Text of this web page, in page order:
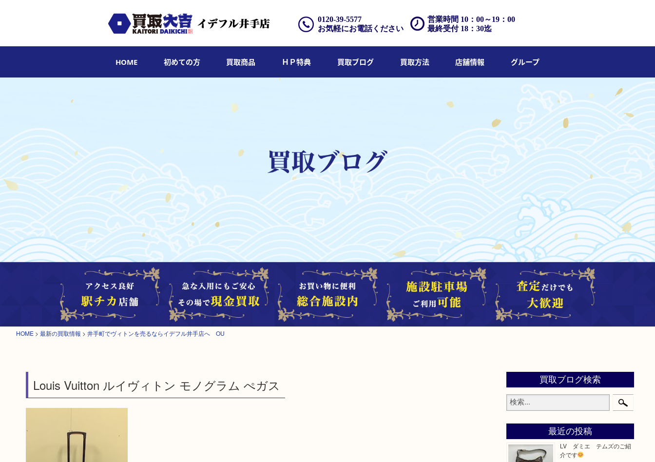
営業時間 10：00～19：00
最終受付 18：30迄
0120-39-5577
お気軽にお電話ください
HOME 初めての方 買取商品 ＨＰ特典 買取ブログ 買取方法 店舗情報 グループ
HOME > 最新の買取情報 > 井手町でヴィトンを売るならイデフル井手店へ OU
Louis Vuitton ルイヴィトン モノグラム ぺガス 買取ブログ検索
最近の投稿
LV ダミエ テムズのご紹
介です